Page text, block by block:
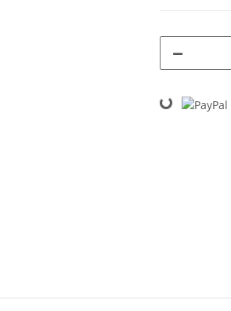
Loading...